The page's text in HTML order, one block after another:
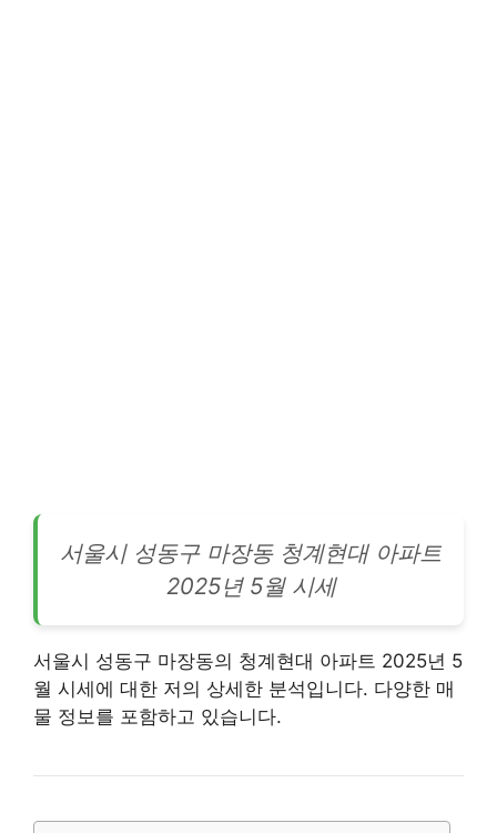
서울시 성동구 마장동 청계현대 아파트
2025년 5월 시세
서울시 성동구 마장동의 청계현대 아파트 2025년 5
월 시세에 대한 저의 상세한 분석입니다. 다양한 매
물 정보를 포함하고 있습니다.